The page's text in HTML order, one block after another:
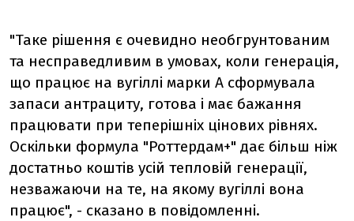
"Таке рішення є очевидно необгрунтованим
та несправедливим в умовах, коли генерація,
що працює на вугіллі марки А сформувала
запаси антрациту, готова і має бажання
працювати при теперішніх цінових рівнях.
Оскільки формула "Роттердам+" дає більш ніж
достатньо коштів усій тепловій генерації,
незважаючи на те, на якому вугіллі вона
працює", - сказано в повідомленні.